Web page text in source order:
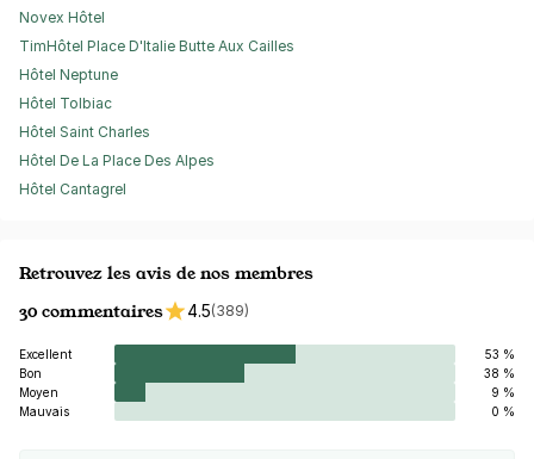
Novex Hôtel
TimHôtel Place D'Italie Butte Aux Cailles
Hôtel Neptune
Hôtel Tolbiac
Hôtel Saint Charles
Hôtel De La Place Des Alpes
Hôtel Cantagrel
Retrouvez les avis de nos membres
30 commentaires
4.5(389)
Excellent
53 %
Bon
38 %
Moyen
9 %
Mauvais
0 %